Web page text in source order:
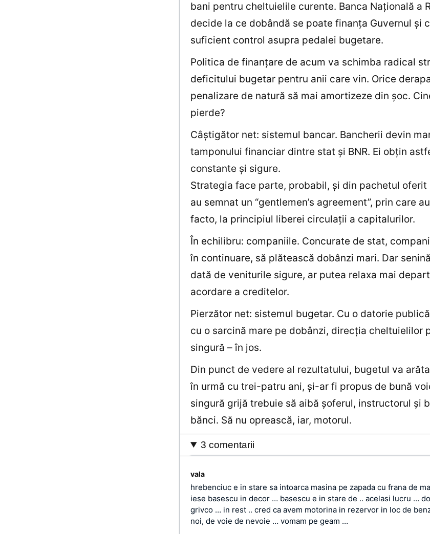
bani pentru cheltuielile curente. Banca Naţională a
decide la ce dobândă se poate finanţa Guvernul şi
suficient control asupra pedalei bugetare.
Politica de finanţare de acum va schimba radical
deficitului bugetar pentru anii care vin. Orice
penalizare de natură să mai amortizeze din şoc.
pierde?
Câştigător net: sistemul bancar. Bancherii devin
tamponului financiar dintre stat şi BNR. Ei obţin
constante şi sigure.
Strategia face parte, probabil, şi din pachetul oferit
au semnat un “gentlemen’s agreement”, prin care
facto, la principiul liberei circulaţii a capitalurilor.
În echilibru: companiile. Concurate de stat,
în continuare, să plătească dobânzi mari. Dar
dată de veniturile sigure, ar putea relaxa mai
acordare a creditelor.
Pierzător net: sistemul bugetar. Cu o datorie
cu o sarcină mare pe dobânzi, direcţia cheltuielilor
singură – în jos.
Din punct de vedere al rezultatului, bugetul va
în urmă cu trei-patru ani, şi-ar fi propus de bună
singură grijă trebuie să aibă şoferul, instructorul şi
bănci. Să nu oprească, iar, motorul.
3 comentarii
vala
hrebenciuc e in stare sa intoarca masina pe zapada cu frana de
iese basescu in decor … basescu e in stare de .. acelasi lucru …
grivco … in rest .. cred ca avem motorina in rezervor in loc de
noi, de voie de nevoie … vomam pe geam …